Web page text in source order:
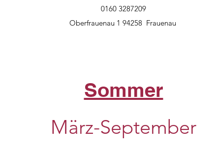
0160 3287209
Oberfrauenau 1 94258 Frauenau
Sommer
März-September